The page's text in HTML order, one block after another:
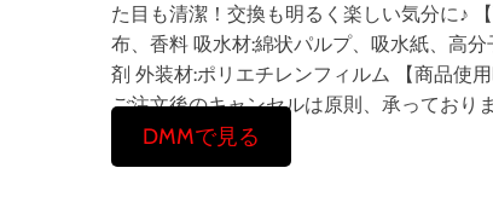
た目も清潔！交換も明るく楽しい気分に♪
布、香料 吸水材:綿状パルプ、吸水紙、高
剤 外装材:ポリエチレンフィルム 【商品使
ご注文後のキャンセルは原則、承っており
DMMで見る